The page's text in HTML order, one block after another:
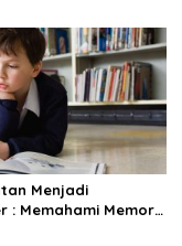
Menjadi
: Memahami Memori